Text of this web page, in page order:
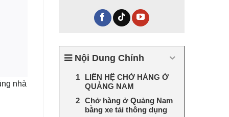
nhà
Nội Dung Chính
LIÊN HỆ CHỞ HÀNG Ở
QUẢNG NAM
Chở hàng ở Quảng Nam
bằng xe tải thông dụng